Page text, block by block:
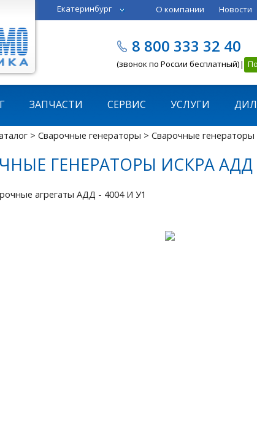
Екатеринбург
О компании Новости
8 800 333 32 40
(звонок по России бесплатный)|
ЗАПЧАСТИ СЕРВИС УСЛУГИ
> Сварочные генераторы > Сварочные
ГЕНЕРАТОРЫ ИСКРА АДД
агрегаты АДД - 4004 И У1